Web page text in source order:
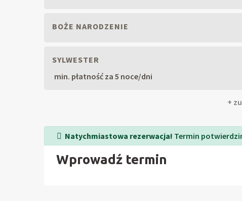
BOŻE NARODZENIE
SYLWESTER
min. płatność za 5 noce/dni
+
Natychmiastowa rezerwacja! Termin
Wprowadź termin